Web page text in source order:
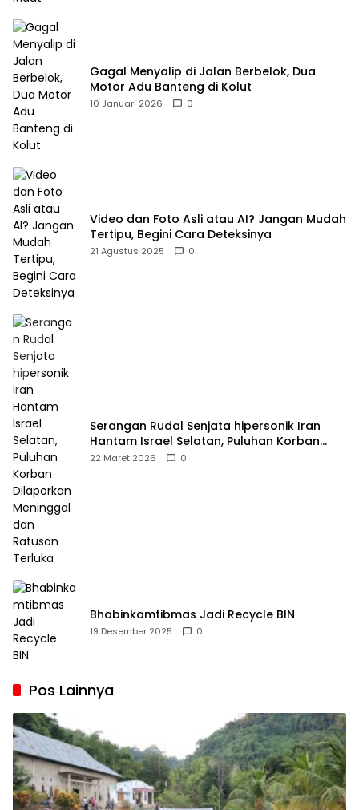
Gagal Menyalip di Jalan Berbelok, Dua
Motor Adu Banteng di Kolut
10 Januari 2026 0
Video dan Foto Asli atau AI? Jangan Mudah
Tertipu, Begini Cara Deteksinya
21 Agustus 2025 0
Serangan Rudal Senjata hipersonik Iran
Hantam Israel Selatan, Puluhan Korban
Dilaporkan Meninggal dan Ratusan Terluka
22 Maret 2026 0
Bhabinkamtibmas Jadi Recycle BIN
19 Desember 2025 0
Pos Lainnya